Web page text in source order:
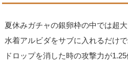
夏休みガチャの銀卵枠の中では超
水着アルビダをサブに入れるだけ
ドロップを消した時の攻撃力が1.25